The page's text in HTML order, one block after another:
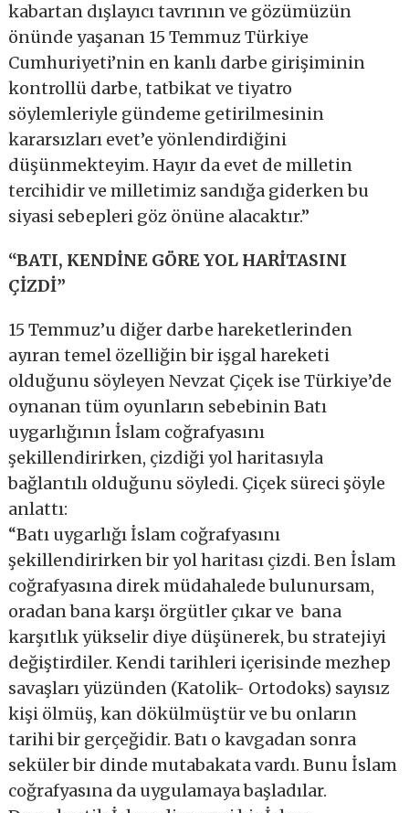
kabartan dışlayıcı tavrının ve gözümüzün
önünde yaşanan 15 Temmuz Türkiye
Cumhuriyeti’nin en kanlı darbe girişiminin
kontrollü darbe, tatbikat ve tiyatro
söylemleriyle gündeme getirilmesinin
kararsızları evet’e yönlendirdiğini
düşünmekteyim. Hayır da evet de milletin
tercihidir ve milletimiz sandığa giderken bu
siyasi sebepleri göz önüne alacaktır.”
“BATI, KENDİNE GÖRE YOL HARİTASINI
ÇİZDİ”
15 Temmuz’u diğer darbe hareketlerinden
ayıran temel özelliğin bir işgal hareketi
olduğunu söyleyen Nevzat Çiçek ise Türkiye’de
oynanan tüm oyunların sebebinin Batı
uygarlığının İslam coğrafyasını
şekillendirirken, çizdiği yol haritasıyla
bağlantılı olduğunu söyledi. Çiçek süreci şöyle
anlattı:
“Batı uygarlığı İslam coğrafyasını
şekillendirirken bir yol haritası çizdi. Ben İslam
coğrafyasına direk müdahalede bulunursam,
oradan bana karşı örgütler çıkar ve bana
karşıtlık yükselir diye düşünerek, bu stratejiyi
değiştirdiler. Kendi tarihleri içerisinde mezhep
savaşları yüzünden (Katolik- Ortodoks) sayısız
kişi ölmüş, kan dökülmüştür ve bu onların
tarihi bir gerçeğidir. Batı o kavgadan sonra
seküler bir dinde mutabakata vardı. Bunu İslam
coğrafyasına da uygulamaya başladılar.